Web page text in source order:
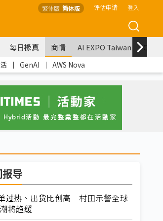
繁体版 简体版 评估申请 登入
每日椽真 商情 AI EXPO Taiwan
｜ GenAI ｜ AWS Nova
报导
过热、出货比创高 村田示警全球
将趋缓